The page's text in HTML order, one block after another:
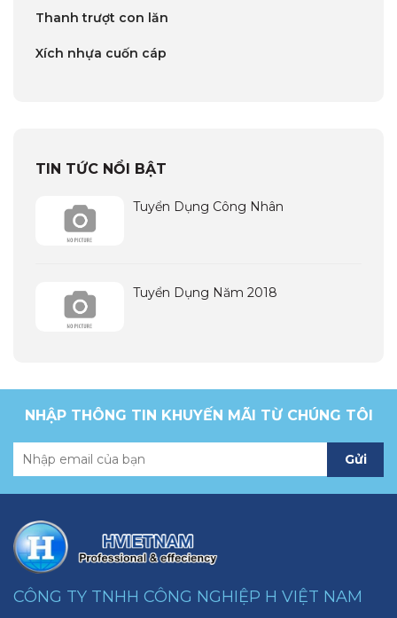
Thanh trượt con lăn
Xích nhựa cuốn cáp
TIN TỨC NỔI BẬT
Tuyển Dụng Công Nhân
Tuyển Dụng Năm 2018
NHẬP THÔNG TIN KHUYẾN MÃI TỪ CHÚNG TÔI
Gửi
CÔNG TY TNHH CÔNG NGHIỆP H VIỆT NAM